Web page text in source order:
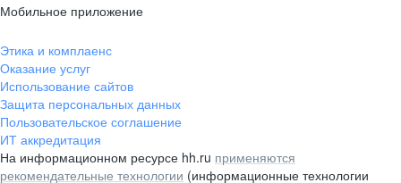
Мобильное приложение
Этика и комплаенс
Оказание услуг
Использование сайтов
Защита персональных данных
Пользовательское соглашение
ИТ аккредитация
На информационном ресурсе hh.ru применяются
рекомендательные технологии (информационные технологии